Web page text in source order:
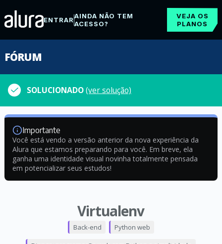
ENTRARAINDA NÃO TEM
ACESSO?
VEJA OS
PLANOS
FÓRUM
SOLUCIONADO(ver solução)
Importante
Você está vendo a versão anterior da nova experiência da
Alura que estamos preparando para você. Em breve, ela
ganha uma identidade visual novinha totalmente pensada
em potencializar seus estudos!
Virtualenv
Back-end Python web